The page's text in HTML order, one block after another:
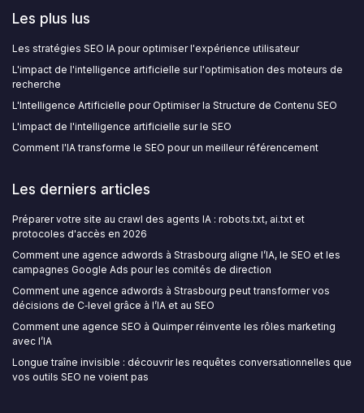
Les plus lus
Les stratégies SEO IA pour optimiser l'expérience utilisateur
L'impact de l'intelligence artificielle sur l'optimisation des moteurs de
recherche
L'Intelligence Artificielle pour Optimiser la Structure de Contenu SEO
L'impact de l'intelligence artificielle sur le SEO
Comment l'IA transforme le SEO pour un meilleur référencement
Les derniers articles
Préparer votre site au crawl des agents IA : robots.txt, ai.txt et
protocoles d'accès en 2026
Comment une agence adwords à Strasbourg aligne l’IA, le SEO et les
campagnes Google Ads pour les comités de direction
Comment une agence adwords à Strasbourg peut transformer vos
décisions de C‑level grâce à l’IA et au SEO
Comment une agence SEO à Quimper réinvente les rôles marketing
avec l’IA
Longue traîne invisible : découvrir les requêtes conversationnelles que
vos outils SEO ne voient pas